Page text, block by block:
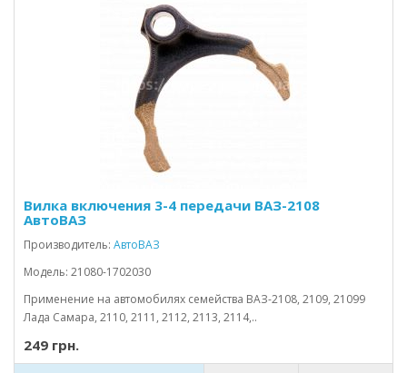
Вилка включения 3-4 передачи ВАЗ-2108
АвтоВАЗ
Производитель: АвтоВАЗ
Модель: 21080-1702030
Применение на автомобилях семейства ВАЗ-2108, 2109, 21099
Лада Самара, 2110, 2111, 2112, 2113, 2114,..
249 грн.